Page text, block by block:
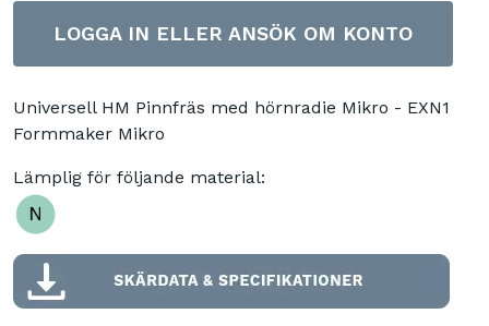
LOGGA IN ELLER ANSÖK OM KONTO
Universell HM Pinnfräs med hörnradie Mikro - EXN1
Formmaker Mikro
Lämplig för följande material: